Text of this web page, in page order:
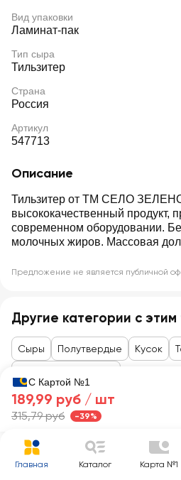
Вид упаковки
Ламинат-пак
Тип сыра
Тильзитер
Страна
Россия
Артикул
547713
Описание
Тильзитер от ТМ СЕЛО
высококачественный продукт,
современном оборудовании.
молочных жиров. Массовая
Предложение не является публичной
Другие категории с
Сыры Полутвердые Кусок
С Картой №1
189,99 руб / шт
315,79 руб -39%
Главная Каталог Карта №1